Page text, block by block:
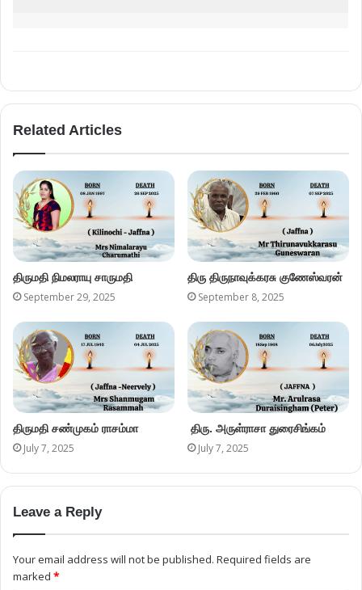
Related Articles
திருமதி நிமலராயு சாருமதி
September 29, 2025
திரு திருநாவுக்கரசு குணேஸ்வரன்
September 8, 2025
திருமதி சண்முகம் ராசம்மா
July 7, 2025
திரு. அருள்ராசா துரைசிங்கம்
July 7, 2025
Leave a Reply
Your email address will not be published. Required fields are
marked *